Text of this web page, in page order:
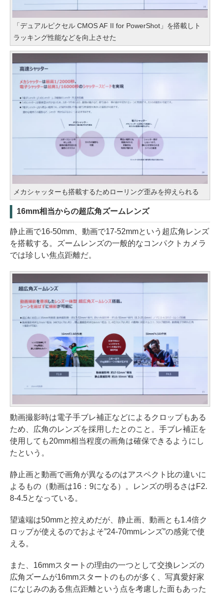
「デュアルピクセル CMOS AF II for PowerShot」を搭載しト
ラッキング性能などを向上させた
メカシャッターも搭載するためローリング歪みを抑えられる
16mm相当からの超広角ズームレンズ
静止画で16-50mm、動画で17-52mmという超広角レンズ
を搭載する。ズームレンズの一般的なコンパクトカメラ
では珍しい焦点距離だ。
動画撮影時は電子手ブレ補正などによるクロップもある
ため、広角のレンズを採用したとのこと。手ブレ補正を
使用しても20mm相当程度の画角は確保できるようにし
たという。
静止画と動画で画角が異なるのはアスペクト比の違いに
よるもの（動画は16：9になる）。レンズの明るさはF2.
8-4.5となっている。
望遠端は50mmと控えめだが、静止画、動画とも1.4倍ク
ロップが使えるのでおよそ”24-70mmレンズ”の感覚で使
える。
また、16mmスタートの理由の一つとして交換レンズの
広角ズームが16mmスタートのものが多く、写真愛好家
になじみのある焦点距離という点を考慮した面もあった